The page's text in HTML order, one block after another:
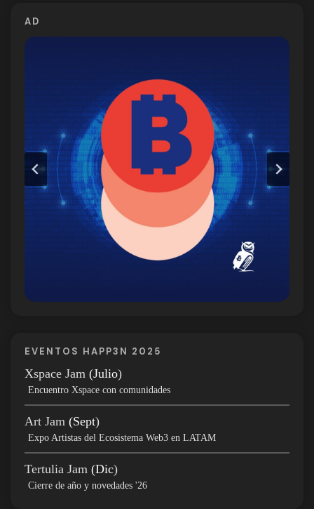
AD
EVENTOS HAPP3N 2025
Xspace Jam (Julio)
Encuentro Xspace con comunidades
Art Jam (Sept)
Expo Artistas del Ecosistema Web3 en LATAM
Tertulia Jam (Dic)
Cierre de año y novedades '26